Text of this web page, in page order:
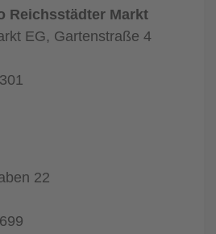
Reichsstädter Markt
EG, Gartenstraße 4
22